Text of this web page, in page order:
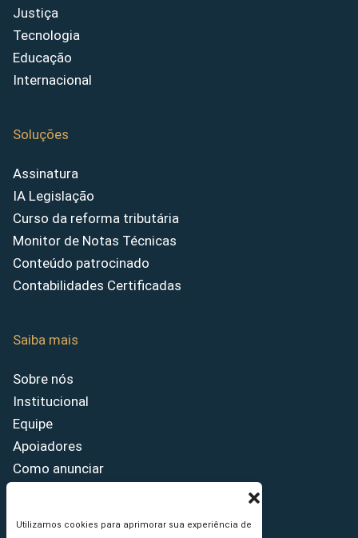
Utilizamos cookies para aprimorar sua experiência de
Justiça
Tecnologia
Educação
Internacional
Soluções
Assinatura
IA Legislação
Curso da reforma tributária
Monitor de Notas Técnicas
Conteúdo patrocinado
Contabilidades Certificadas
Saiba mais
Sobre nós
Institucional
Equipe
Apoiadores
Como anunciar